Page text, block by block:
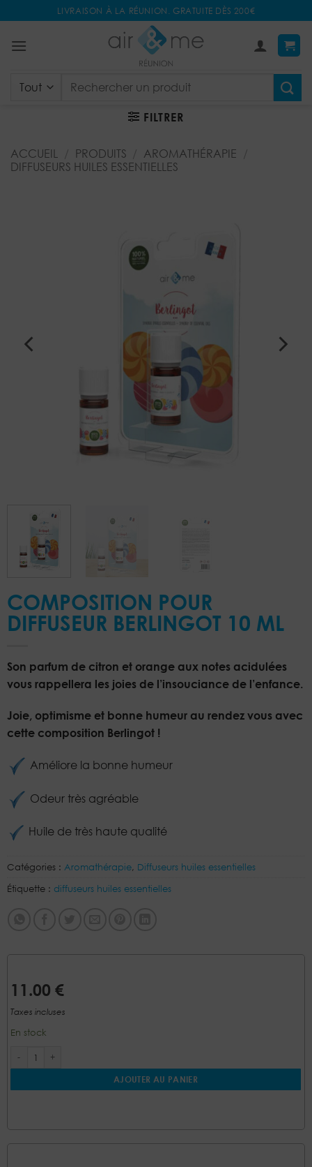
au
contenu
LIVRAISON À LA RÉUNION. GRATUITE DÈS 200€
Recherche
FILTRER
ACCUEIL PRODUITS AROMATHÉRAPIE
DIFFUSEURS HUILES ESSENTIELLES
COMPOSITION POUR
DIFFUSEUR BERLINGOT 10 ML
Son parfum de citron et orange aux notes acidulées
vous rappellera les joies de l’insouciance de l’enfance.
Joie, optimisme et bonne humeur au rendez vous avec
cette composition Berlingot !
Améliore la bonne humeur
Odeur très agréable
Huile de très haute qualité
Catégories : Aromathérapie, Diffuseurs huiles essentielles
Étiquette : diffuseurs huiles essentielles
11.00 €
Taxes incluses
En stock
AJOUTER AU PANIER